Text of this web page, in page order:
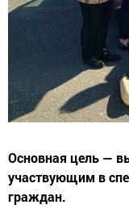
Основная цель —
участвующим в
граждан.